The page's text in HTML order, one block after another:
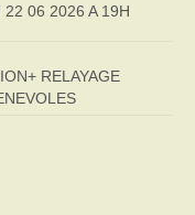
22 06 2026 A 19H
RELAYAGE